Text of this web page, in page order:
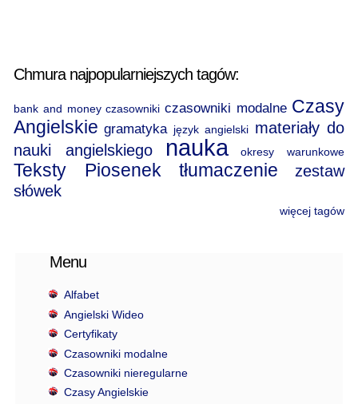
Chmura najpopularniejszych tagów:
bank and money czasowniki czasowniki modalne Czasy
Angielskie gramatyka język angielski materiały do
nauki angielskiego
nauka okresy warunkowe
Teksty Piosenek tłumaczenie
zestaw
słówek
więcej tagów
Menu
Alfabet
Angielski Wideo
Certyfikaty
Czasowniki modalne
Czasowniki nieregularne
Czasy Angielskie